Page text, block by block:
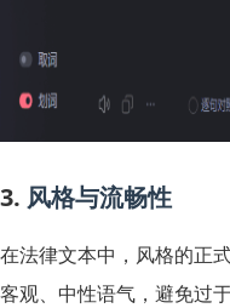
3. 风格与流畅性
在法律文本中，风格的正
客观、中性语气，避免过